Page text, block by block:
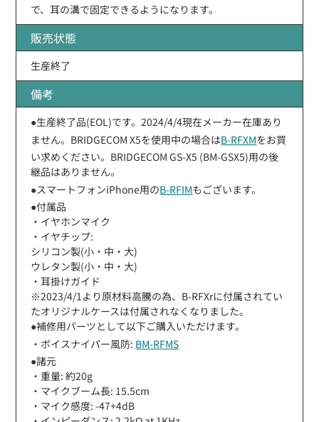
で、耳の溝で固定できるようになります。
販売状態
生産終了
備考
●生産終了品(EOL)です。2024/4/4現在メーカー在庫あり
ません。BRIDGECOM X5を使用中の場合はB-RFXMをお買
い求めください。BRIDGECOM GS-X5 (BM-GSX5)用の後
継品はありません。
●スマートフォンiPhone用のB-RFIMもございます。
●付属品
・イヤホンマイク
・イヤチップ:
シリコン製(小・中・大)
ウレタン製(小・中・大)
・耳掛けガイド
※2023/4/1より原材料高騰の為、B-RFXrに付属されてい
たオリジナルケースは付属されなくなりました。
●補修用パーツとして以下ご購入いただけます。
・ボイスナイパー風防: BM-RFMS
●諸元
・重量: 約20g
・マイクブーム長: 15.5cm
・マイク感度: -47+4dB